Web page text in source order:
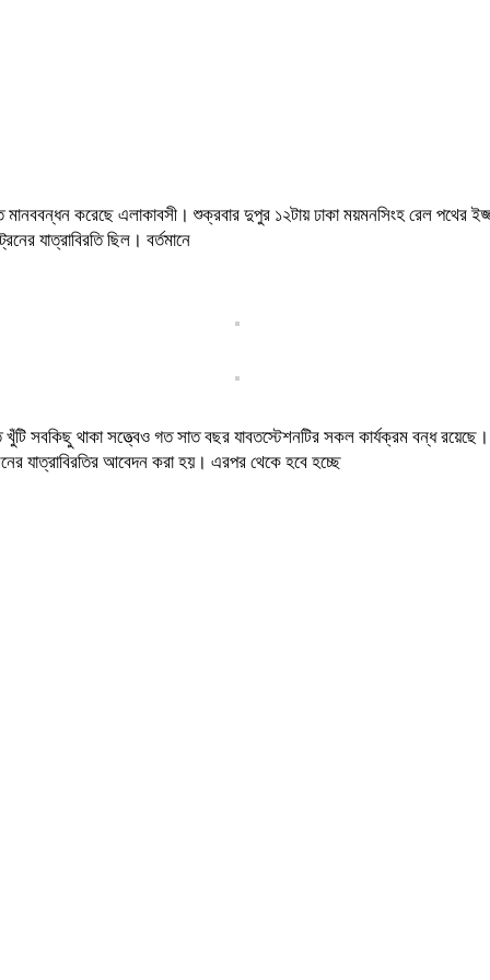
করেছে এলাকাবসী। শুক্রবার দুপুর ১২টায় ঢাকা ময়মনসিংহ রেল পথের
যাত্রাবিরতি ছিল। বর্তমানে
সবকিছু থাকা সত্ত্বেও গত সাত বছর যাবতস্টেশনটির সকল কার্যক্রম বন্ধ
যাত্রাবিরতির আবেদন করা হয়। এরপর থেকে হবে হচ্ছে